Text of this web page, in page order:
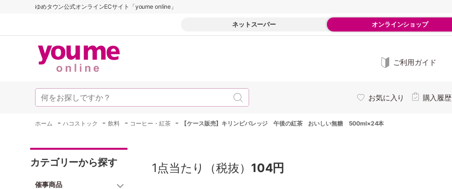
ゆめタウン公式オンラインECサイト「youme online」
ネットスーパー オンラインショップ
ご利用ガイド
お気に入り 購入履歴
ホーム -ハコストック -飲料 - コーヒー・紅茶 - 【ケース販売】キリンビバレッジ 午後の紅茶 おいしい無糖 500ml×24本
カテゴリーから探す
催事商品
1点当たり（税抜） 104円